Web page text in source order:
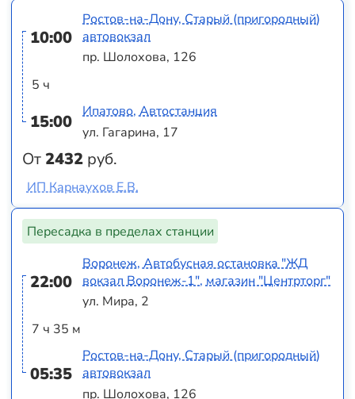
10:00
5 ч
15:00
От2432 руб.
Ростов-на-Дону, Старый (пригородный)
автовокзал
пр. Шолохова, 126
Ипатово, Автостанция
ул. Гагарина, 17
ИП Карнаухов Е.В.
Пересадка в пределах станции
22:00
7 ч 35 м
05:35
Воронеж, Автобусная остановка "ЖД
вокзал Воронеж-1", магазин "Центрторг"
ул. Мира, 2
Ростов-на-Дону, Старый (пригородный)
автовокзал
пр. Шолохова, 126